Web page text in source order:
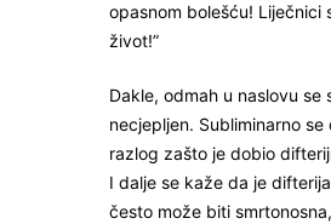
opasnom bolešću! Liječnici
život!”
Dakle, odmah u naslovu se
necjepljen. Subliminarno
razlog zašto je dobio
I dalje se kaže da je
često može biti